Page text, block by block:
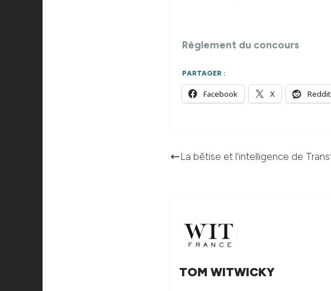
Règlement du concours
PARTAGER :
Facebook X Reddit
La bêtise et l’intelligence de
TOM WITWICKY